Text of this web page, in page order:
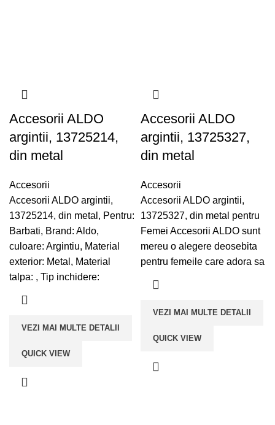
Accesorii ALDO
argintii, 13725214,
din metal
Accesorii
Accesorii ALDO argintii,
13725214, din metal, Pentru:
Barbati, Brand: Aldo,
culoare: Argintiu, Material
exterior: Metal, Material
talpa: , Tip inchidere:
VEZI MAI MULTE DETALII
QUICK VIEW
Accesorii ALDO
argintii, 13725327,
din metal
Accesorii
Accesorii ALDO argintii,
13725327, din metal pentru
Femei Accesorii ALDO sunt
mereu o alegere deosebita
pentru femeile care adora sa
VEZI MAI MULTE DETALII
QUICK VIEW